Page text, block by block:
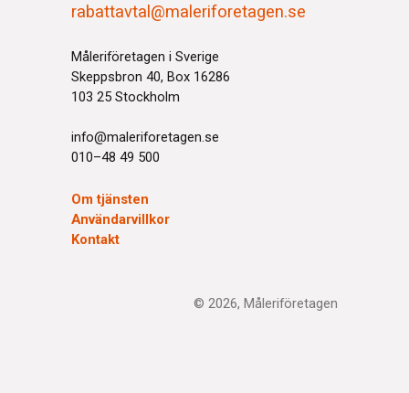
rabattavtal@maleriforetagen.se
Måleriföretagen i Sverige
Skeppsbron 40, Box 16286
103 25 Stockholm
info@maleriforetagen.se
010–48 49 500
Om tjänsten
Användarvillkor
Kontakt
© 2026, Måleriföretagen